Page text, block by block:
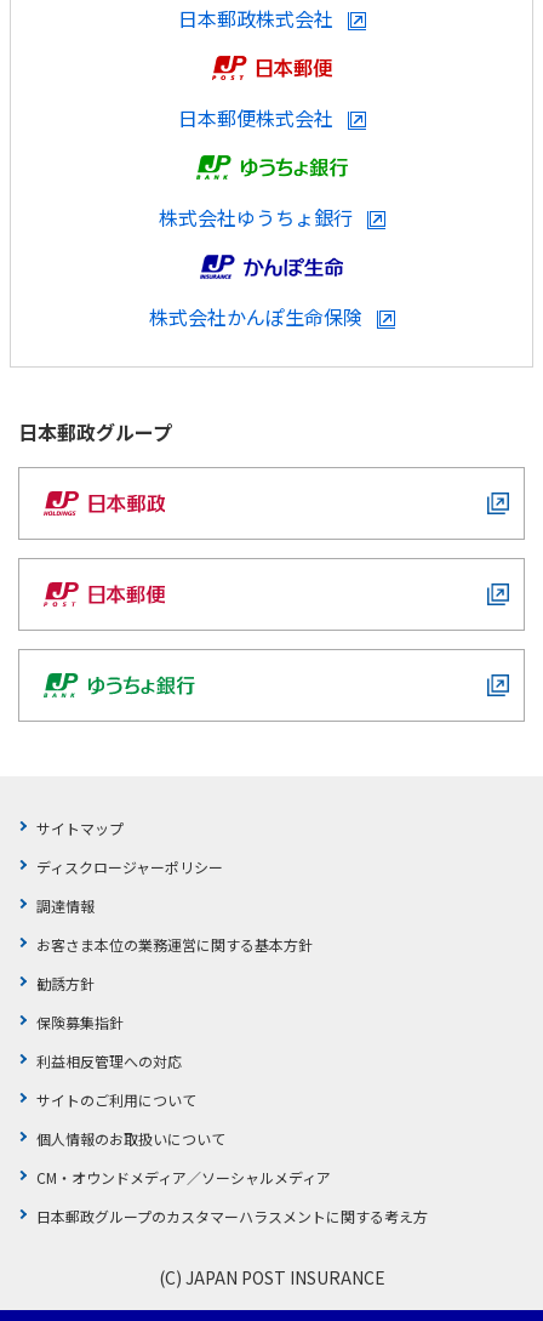
マイページでできること
お客さまに関する情報等の確認の取り組み
各種サービス・お知らせ
かんぽプラチナライフサービス
ご契約のしおり・約款（Web約款）
保険用語集
お問い合わせ
保険の探し方のポイント
保険かんたん診断
保険用語集
お問い合わせ
すこやか健康ラボ
株主・投資家のみなさまへ
日本郵政グループとしての取り組み
CM・オウンドメディア／ソーシャルメディア
かんぽブランド
お客さまの声／お客さまサービス向上の取組み
かんぽジャンクション
株主・投資家のみなさまへ日本郵政株式会社
日本郵便株式会社
株式会社ゆうちょ銀行
株式会社かんぽ生命保険
日本郵政グループ
サイトマップ
ディスクロージャーポリシー
調達情報
お客さま本位の業務運営に関する基本方針
勧誘方針
保険募集指針
利益相反管理への対応
サイトのご利用について
個人情報のお取扱いについて
CM・オウンドメディア／ソーシャルメディア
日本郵政グループのカスタマーハラスメントに関する考え方
(C) JAPAN POST INSURANCE